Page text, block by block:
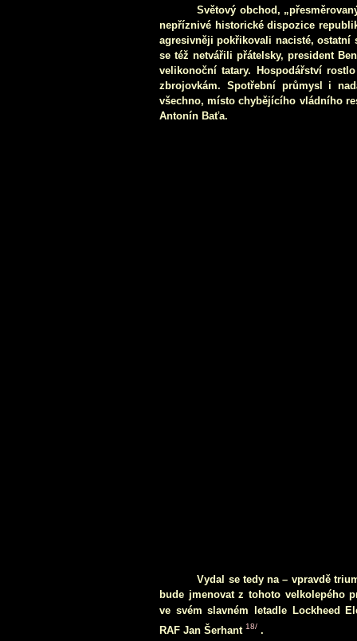
Světový obchod,
nepříznivé historické dispozice
agresivněji pokřikovali nacisté, ostatní
se též netvářili přátelsky, president
velikonoční tatary. Hospodářství
zbrojovkám. Spotřební průmysl i
všechno, místo chybějícího vládního
Antonín Baťa.
Vydal se tedy na – vpravdě
bude jmenovat z tohoto velkolepého
ve svém slavném letadle Lockheed
RAF Jan Šerhant 18/ .